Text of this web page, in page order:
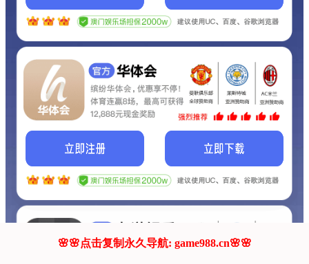
它将是非常棒的网站.
联系我们!